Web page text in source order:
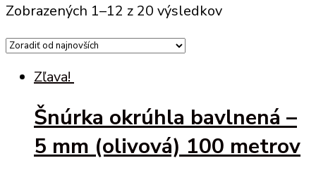
Zobrazených 1–12 z 20 výsledkov
Zľava!
Šnúrka okrúhla bavlnená –
5 mm (olivová) 100 metrov